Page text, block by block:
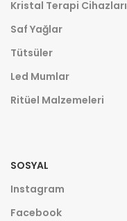
Kristal Terapi Cihazları
Saf Yağlar
Tütsüler
Led Mumlar
Ritüel Malzemeleri
SOSYAL
Instagram
Facebook